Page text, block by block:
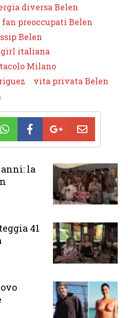
diversa Belen
fan preoccupati Belen
Belen
italiana
Milano
vita privata Belen
la
41